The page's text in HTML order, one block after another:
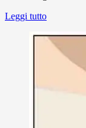
Leggi tutto